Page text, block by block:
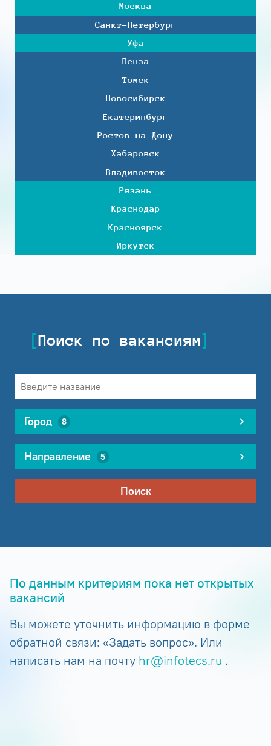
Москва
Санкт-Петербург
Уфа
Пенза
Томск
Новосибирск
Екатеринбург
Ростов-на-Дону
Хабаровск
Владивосток
Рязань
Краснодар
Красноярск
Иркутск
Поиск по вакансиям
Город 8
Направление 5
Поиск
По данным критериям пока нет открытых
вакансий
Вы можете уточнить информацию в форме
обратной связи: «Задать вопрос». Или
написать нам на почту hr@infotecs.ru .